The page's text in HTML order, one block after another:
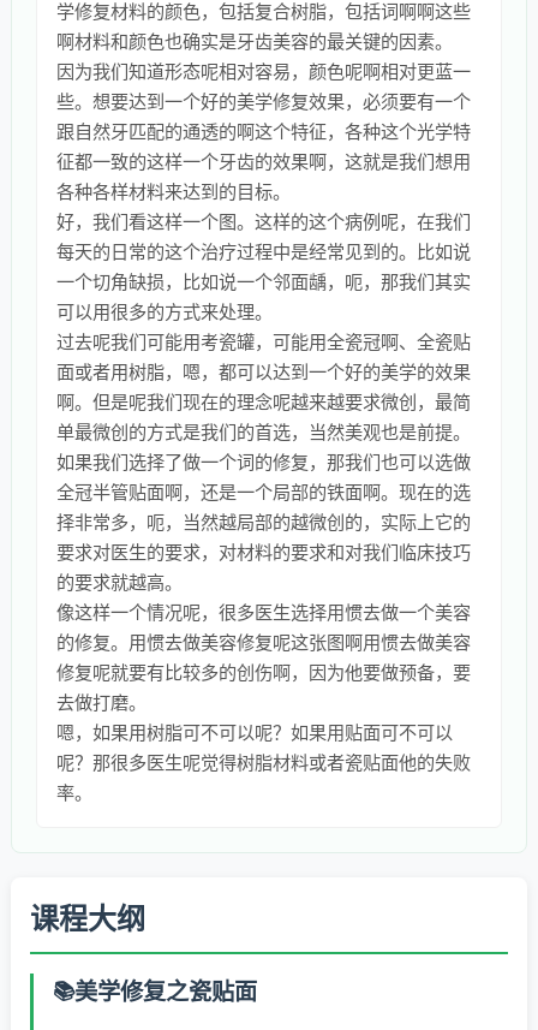
学修复材料的颜色，包括复合树脂，包括词啊啊这些
啊材料和颜色也确实是牙齿美容的最关键的因素。
因为我们知道形态呢相对容易，颜色呢啊相对更蓝一
些。想要达到一个好的美学修复效果，必须要有一个
跟自然牙匹配的通透的啊这个特征，各种这个光学特
征都一致的这样一个牙齿的效果啊，这就是我们想用
各种各样材料来达到的目标。
好，我们看这样一个图。这样的这个病例呢，在我们
每天的日常的这个治疗过程中是经常见到的。比如说
一个切角缺损，比如说一个邻面龋，呃，那我们其实
可以用很多的方式来处理。
过去呢我们可能用考瓷罐，可能用全瓷冠啊、全瓷贴
面或者用树脂，嗯，都可以达到一个好的美学的效果
啊。但是呢我们现在的理念呢越来越要求微创，最简
单最微创的方式是我们的首选，当然美观也是前提。
如果我们选择了做一个词的修复，那我们也可以选做
全冠半管贴面啊，还是一个局部的铁面啊。现在的选
择非常多，呃，当然越局部的越微创的，实际上它的
要求对医生的要求，对材料的要求和对我们临床技巧
的要求就越高。
像这样一个情况呢，很多医生选择用惯去做一个美容
的修复。用惯去做美容修复呢这张图啊用惯去做美容
修复呢就要有比较多的创伤啊，因为他要做预备，要
去做打磨。
嗯，如果用树脂可不可以呢？如果用贴面可不可以
呢？那很多医生呢觉得树脂材料或者瓷贴面他的失败
率。
课程大纲
美学修复之瓷贴面